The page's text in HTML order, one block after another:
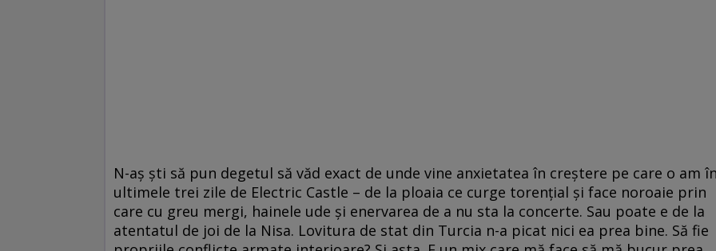
N-aș ști să pun degetul să văd exact de unde vine anxietatea în creștere pe care o am
ultimele trei zile de Electric Castle – de la ploaia ce curge torențial și face noroaie prin
care cu greu mergi, hainele ude și enervarea de a nu sta la concerte. Sau poate e de la
atentatul de joi de la Nisa. Lovitura de stat din Turcia n-a picat nici ea prea bine. Să fie